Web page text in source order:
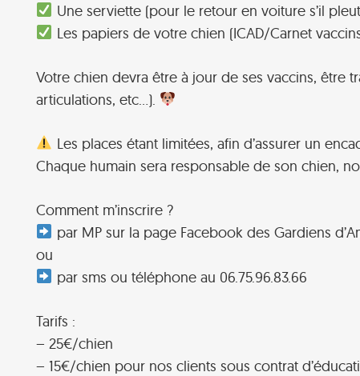
Une serviette (pour le retour en voiture s’il
Les papiers de votre chien (ICAD/Carnet
Votre chien devra être à jour de ses vaccins, être
articulations, etc…).
Les places étant limitées, afin d’assurer un
Chaque humain sera responsable de son chien,
Comment m’inscrire ?
par MP sur la page Facebook des Gardiens
ou
par sms ou téléphone au 06.75.96.83.66
Tarifs :
– 25€/chien
– 15€/chien pour nos clients sous contrat